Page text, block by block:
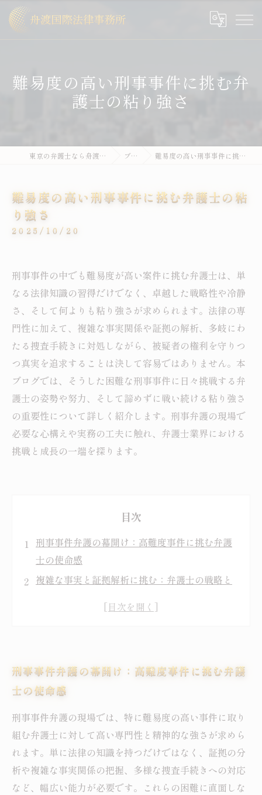
難易度の高い刑事事件に挑む弁
護士の粘り強さ
東京の弁護士なら舟渡国際法律事務所 ブログ 難易度の高い刑事事件に挑む弁護士の粘り強さ
難易度の高い刑事事件に挑む弁護士の粘
り強さ
2025/10/20
刑事事件の中でも難易度が高い案件に挑む弁護士は、単
なる法律知識の習得だけでなく、卓越した戦略性や冷静
さ、そして何よりも粘り強さが求められます。法律の専
門性に加えて、複雑な事実関係や証拠の解析、多岐にわ
たる捜査手続きに対処しながら、被疑者の権利を守りつ
つ真実を追求することは決して容易ではありません。本
ブログでは、そうした困難な刑事事件に日々挑戦する弁
護士の姿勢や努力、そして諦めずに戦い続ける粘り強さ
の重要性について詳しく紹介します。刑事弁護の現場で
必要な心構えや実務の工夫に触れ、弁護士業界における
挑戦と成長の一端を探ります。
目次
刑事事件弁護の幕開け：高難度事件に挑む弁護
士の使命感
複雑な事実と証拠解析に挑む：弁護士の戦略と
闘争
諦めない心が勝敗を分ける：難事件を乗り越え
た成功体験
挑戦から成長へ：困難な刑事事件が弁護士にも
たらす力
未来への展望：粘り強さで築く刑事弁護の新た
なステージ
刑事事件弁護の幕開け：高難度事件に挑む弁護
士の使命感
刑事事件弁護の現場では、特に難易度の高い事件に取り
組む弁護士に対して高い専門性と精神的な強さが求めら
れます。単に法律の知識を持つだけではなく、証拠の分
析や複雑な事実関係の把握、多様な捜査手続きへの対応
など、幅広い能力が必要です。これらの困難に直面しな